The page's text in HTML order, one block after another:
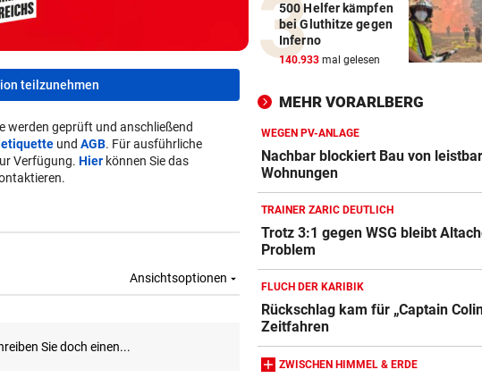
teilzunehmen
werden geprüft und anschließend
und AGB. Für ausführliche
Verfügung. Hier können Sie das
500 Helfer kämpfen
bei Gluthitze gegen
Inferno
140.933 mal gelesen
MEHR VORARLBERG
WEGEN PV-ANLAGE
Nachbar blockiert Bau von
Wohnungen
TRAINER ZARIC DEUTLICH
Trotz 3:1 gegen WSG bleibt
Problem
FLUCH DER KARIBIK
Rückschlag kam für „Captain
Zeitfahren
ZWISCHEN HIMMEL & ERDE